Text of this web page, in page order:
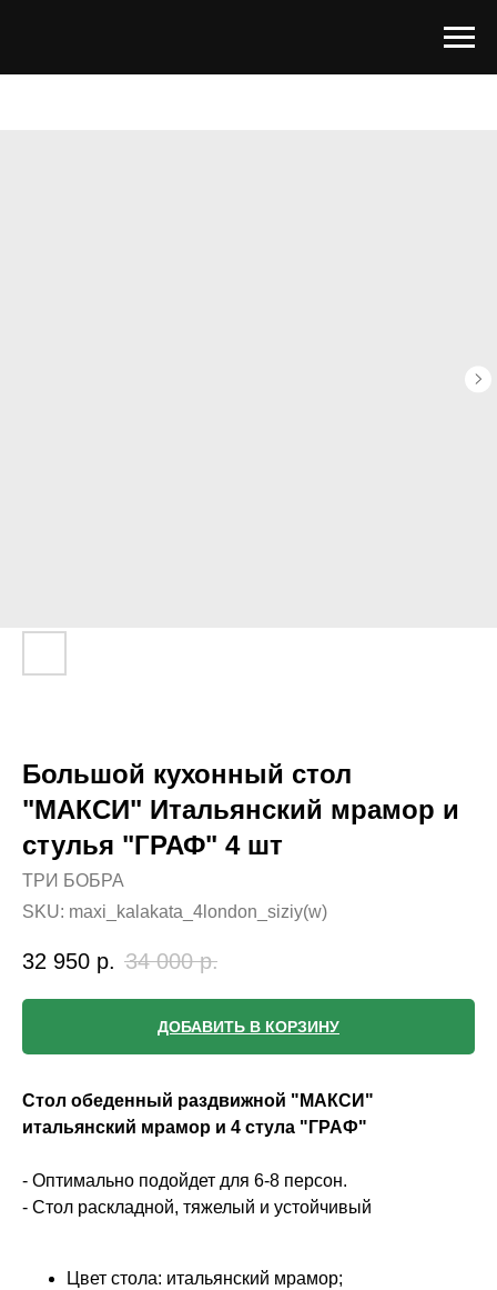
Большой кухонный стол
"МАКСИ" Итальянский мрамор и
стулья "ГРАФ" 4 шт
ТРИ БОБРА
SKU: maxi_kalakata_4london_siziy(w)
32 950 р. 34 000 р.
ДОБАВИТЬ В КОРЗИНУ
Стол обеденный раздвижной "МАКСИ"
итальянский мрамор и 4 стула "ГРАФ"
- Оптимально подойдет для 6-8 персон.
- Стол раскладной, тяжелый и устойчивый
Цвет стола: итальянский мрамор;